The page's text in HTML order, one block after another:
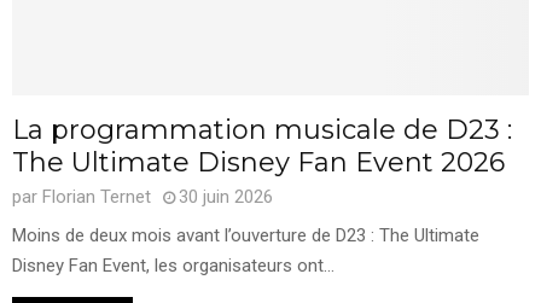
La programmation musicale de D23 :
The Ultimate Disney Fan Event 2026
par Florian Ternet
30 juin 2026
Moins de deux mois avant l’ouverture de D23 : The Ultimate
Disney Fan Event, les organisateurs ont...